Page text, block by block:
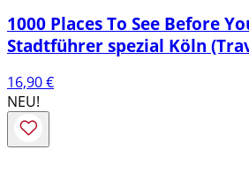
1000 Places To See Before
Stadtführer spezial Köln
16,90€
NEU!